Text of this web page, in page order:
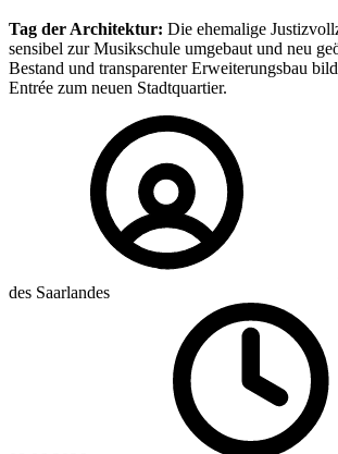
Tag der Architektur: Die ehemalige
sensibel zur Musikschule umgebaut und neu
Bestand und transparenter Erweiterungsbau
Entrée zum neuen Stadtquartier.
des Saarlandes